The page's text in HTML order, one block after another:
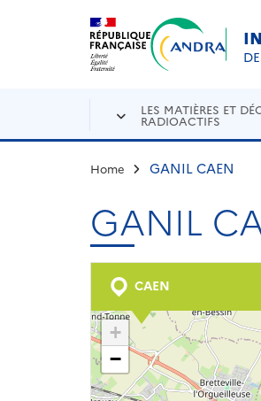
Aller au contenu principal
LES MATIÈRES ET
RADIOACTIFS
Home GANIL CAEN
GANIL
CAEN
+
−